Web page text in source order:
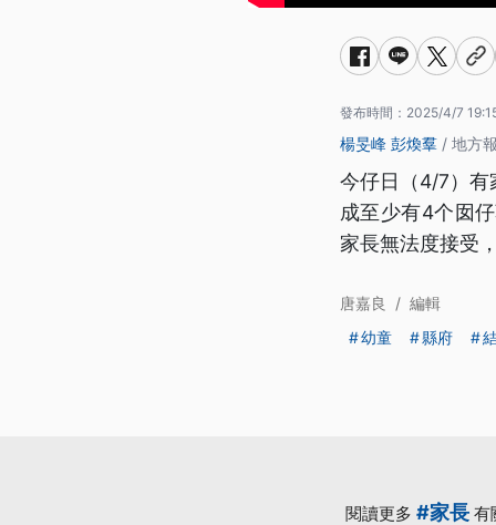
發布時間： 2025/4/7
楊旻峰 彭煥羣 / 地方
今仔日（4/7）有
成至少有4个囡
家長無法度接受
唐嘉良 / 編輯
幼童
縣府
閱讀更多 #家長 有